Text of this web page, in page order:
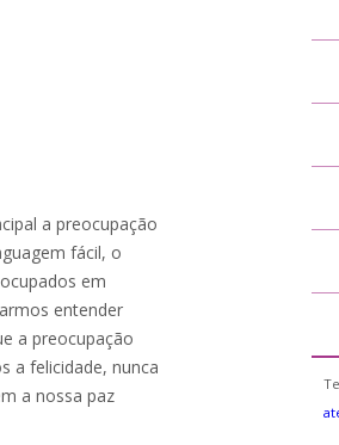
a preocupação
fácil, o
em
entender
a preocupação
a felicidade, nunca
a nossa paz